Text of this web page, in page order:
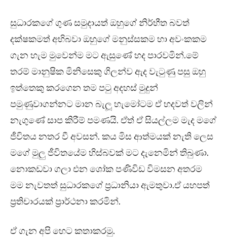
සුධාරකගේ ගුණ සමුදායත් ඔහුගේ නිර්භීත බවත්
දක්ෂකමත් අභිබවා ඔහුගේ මනුස්සකම හා අවංකකම
ගැන හැම මුවෙන්ම මට ඇසුණේ හද පාරවමින්.මේ
තරම් මානුෂික මිනිසෙකු ගිලන්ව ඇද වැටුණු පසු ඔහු
ඉත්තෙකු කරගෙන තම පටු අදහස් මුදුන්
පමුණුවාගන්නට මාන බැලූ හැමෝටම ඒ හදවත් වලින්
නැගුණේ සාප කිරීම් පමණයි. ඒත් ඒ සියල්ලම මැද මගේ
ජීවිතය නතර වී අවසන්. කය මිස ආත්මයක් නැති ලෙස
මගේ මුලු ජීවිතයේම හිස්බවක් මට දැනෙමින් තිබුණා.
නොකඩවා ගලා එන ශෝක පණිවිඩ විමසන අතරම
මම නැවතත් සුධාරකගේ ප්‍රධානියා ඇමතුවා.ඒ යහපත්
ප්‍රතිචාරයක් ප්‍රාර්ථනා කරමින්.
ඒ ගැන අපි හෙට කතාකරමු.